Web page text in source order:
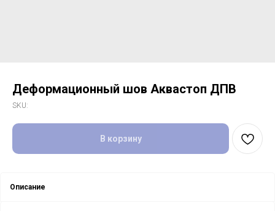
Деформационный шов Аквастоп ДПВ
SKU:
В корзину
Описание